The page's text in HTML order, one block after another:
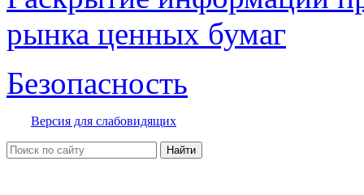
рынка ценных бумаг
Безопасность
Версия для слабовидящих
Найти